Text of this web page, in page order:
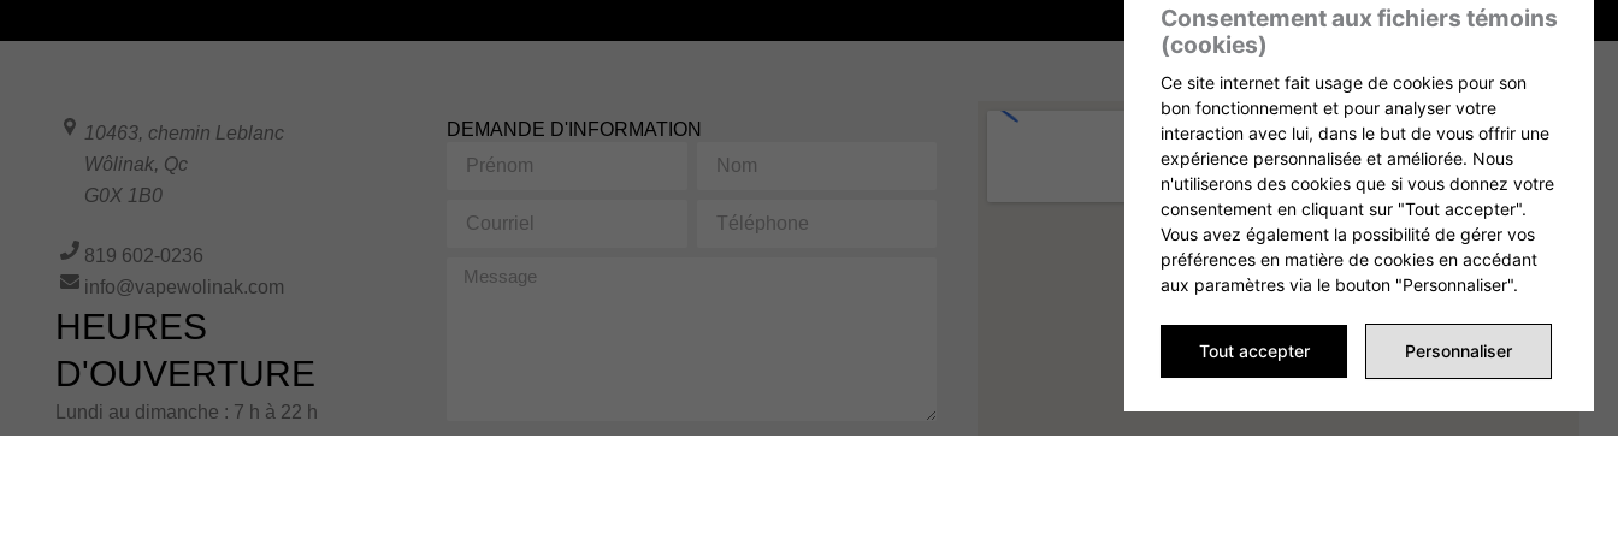
10463, chemin Leblanc
Wôlinak, Qc
G0X 1B0
819 602-0236
info@vapewolinak.com
HEURES
D'OUVERTURE
Lundi au dimanche : 7 h à 22 h
DEMANDE D'INFORMATION
Prénom Nom
Courriel Téléphone
Message
Consentement aux fichiers témoins
(cookies)
Ce site internet fait usage de cookies pour son
bon fonctionnement et pour analyser votre
interaction avec lui, dans le but de vous offrir une
expérience personnalisée et améliorée. Nous
n'utiliserons des cookies que si vous donnez votre
consentement en cliquant sur "Tout accepter".
Vous avez également la possibilité de gérer vos
préférences en matière de cookies en accédant
aux paramètres via le bouton "Personnaliser".
Tout accepter Personnaliser